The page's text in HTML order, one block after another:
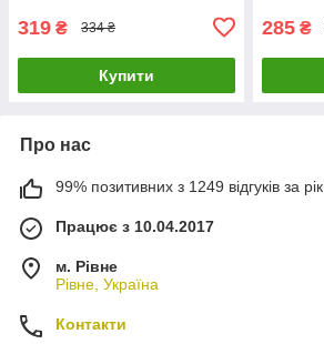
319 ₴ 334 ₴
Купити
285 ₴
Про нас
99% позитивних з 1249 відгуків за рік
Працює з 10.04.2017
м. Рівне
Рівне, Україна
Контакти